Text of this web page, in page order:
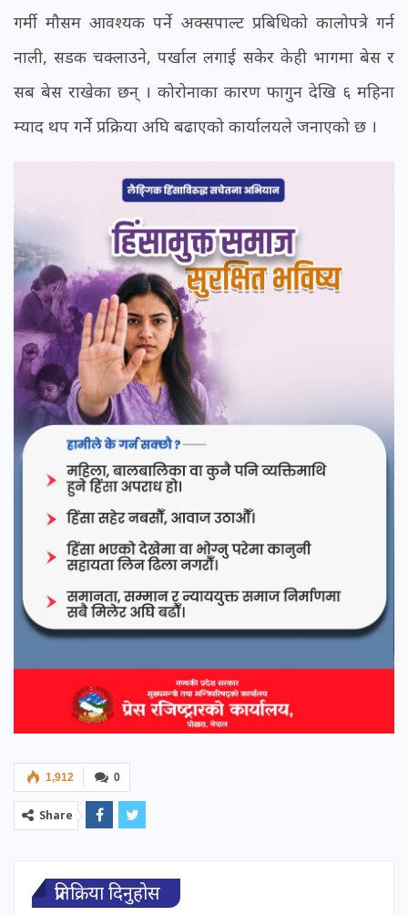
गर्मी मौसम आवश्यक पर्ने अक्सपाल्ट प्रबिधिको कालोपत्रे गर्न
नाली, सडक चक्लाउने, पर्खाल लगाई सकेर केही भागमा बेस र
सब बेस राखेका छन् । कोरोनाका कारण फागुन देखि ६ महिना
म्याद थप गर्ने प्रक्रिया अघि बढाएको कार्यालयले जनाएको छ ।
0
1,912
Share
प्रतिक्रिया दिनुहोस